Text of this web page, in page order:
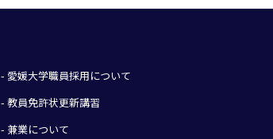
- 愛媛大学職員採用について
- 教員免許状更新講習
- 兼業について